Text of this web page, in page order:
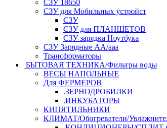
СЗУ 18650
СЗУ для Мобильных устройст
СЗУ
СЗУ для ПЛАНШЕТОВ
СЗУ зарядка Ноутбука
СЗУ Зарядные АА/ааа
Трансформаторы
БЫТОВАЯ ТЕХНИКА/Фильтры воды
ВЕСЫ НАПОЛЬНЫЕ
Для ФЕРМЕРОВ
.ЗЕРНОДРОБИЛКИ
.ИНКУБАТОРЫ
КИПЯТИЛЬНИКИ
КЛИМАТ/Обогреватели/